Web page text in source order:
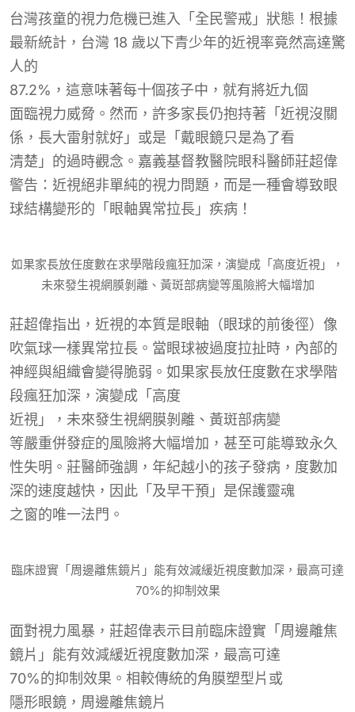
台灣孩童的視力危機已進入「全民警戒」狀態！根據
最新統計，台灣 18 歲以下青少年的近視率竟然高達驚
人的
87.2% ，這意味著每十個孩子中，就有將近九個
面臨視力威脅。然而，許多家長仍抱持著「近視沒關
係，長大雷射就好」或是「戴眼鏡只是為了看
清楚」 的過時觀念。嘉義基督教醫院眼科醫師莊超偉
警告：近視絕非單純的視力問題，而是一種會導致眼
球結構變形的「眼軸異常拉長」疾病！
如果家長放任度數在求學階段瘋狂加深，演變成「高度近視」，
未來發生視網膜剝離、黃斑部病變等風險將大幅增加
莊超偉指出，近視的本質是眼軸（眼球的前後徑）像
吹氣球一樣異常拉長。當眼球被過度拉扯時，內部的
神經與組織會變得脆弱。如果家長放任度數在求學階
段瘋狂加深，演變成「高度
近視」
，未來發生視網膜剝離、黃斑部病變
等嚴重併發症的風險將大幅增加，甚至可能導致永久
性失明。莊醫師強調，年紀越小的孩子發病，度數加
深的速度越快，因此「及早干預」是保護靈魂
之窗的唯一法門。
臨床證實「周邊離焦鏡片」能有效減緩近視度數加深，最高可達
70%的抑制效果
面對視力風暴，莊超偉表示目前臨床證實「周邊離焦
鏡片」能有效減緩近視度數加深，最高可達
70%的抑制效果。相較傳統的角膜塑型片或
隱形眼鏡，周邊離焦鏡片